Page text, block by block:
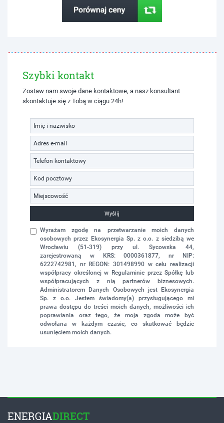
Szybki kontakt
Zostaw nam swoje dane kontaktowe, a nasz konsultant
skontaktuje się z Tobą w ciągu 24h!
Wyślij
Wyrażam zgodę na przetwarzanie moich danych
osobowych przez Ekosynergia Sp. z o.o. z siedzibą we
Wrocławiu (51-319) przy ul. Sycowska 44,
zarejestrowaną w KRS: 0000361877, nr NIP:
6222742981, nr REGON: 301498990 w celu realizacji
współpracy określonej w Regulaminie przez Spółkę lub
współpracujących z nią partnerów biznesowych.
Administratorem Danych Osobowych jest Ekosynergia
Sp. z o.o. Jestem świadomy(a) przysługującego mi
prawa dostępu do treści moich danych, możliwości ich
poprawiania oraz tego, że moja zgoda może być
odwołana w każdym czasie, co skutkować będzie
usunięciem moich danych.
ENERGIADIRECT